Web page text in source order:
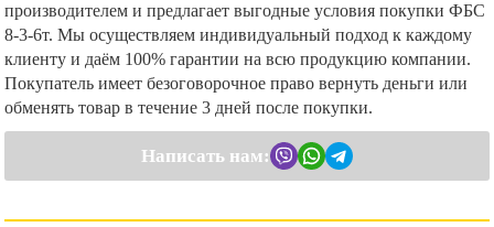
производителем и предлагает выгодные условия покупки ФБС
8-3-6т. Мы осуществляем индивидуальный подход к каждому
клиенту и даём 100% гарантии на всю продукцию компании.
Покупатель имеет безоговорочное право вернуть деньги или
обменять товар в течение 3 дней после покупки.
Написать нам: